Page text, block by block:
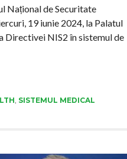
Național de Securitate
19 iunie 2024, la Palatul
Directivei NIS2 în sistemul de
SISTEMUL MEDICAL